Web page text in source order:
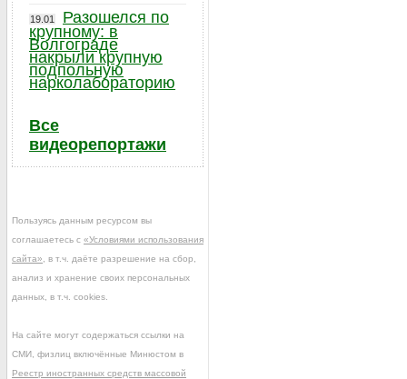
19.01
Разошелся по
крупному: в
Волгограде
накрыли крупную
подпольную
нарколабораторию
Все
видеорепортажи
Пользуясь данным ресурсом вы
соглашаетесь с «Условиями использования
сайта» , в т.ч. даёте разрешение на сбор,
анализ и хранение своих персональных
данных, в т.ч. cookies.
На сайте могут содержаться ссылки на
СМИ, физлиц включённые Минюстом в
Реестр иностранных средств массовой